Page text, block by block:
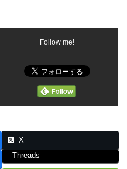
Follow me!
X
Threads